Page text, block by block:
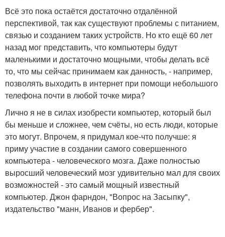
Всё это пока остаётся достаточно отдалённой
перспективой, так как существуют проблемы с питанием,
связью и созданием таких устройств. Но кто ещё 60 лет
назад мог представить, что компьютеры будут
маленькими и достаточно мощными, чтобы делать всё
то, что мы сейчас принимаем как данность, - например,
позволять выходить в интернет при помощи небольшого
телефона почти в любой точке мира?
Лично я не в силах изобрести компьютер, который был
бы меньше и сложнее, чем счёты, но есть люди, которые
это могут. Впрочем, я придумал кое-что получше: я
приму участие в создании самого совершенного
компьютера - человеческого мозга. Даже полностью
выросший человеческий мозг удивительно мал для своих
возможностей - это самый мощный известный
компьютер. Джон фарндон, "Вопрос на Засыпку",
издательство "манн, Иванов и фербер".